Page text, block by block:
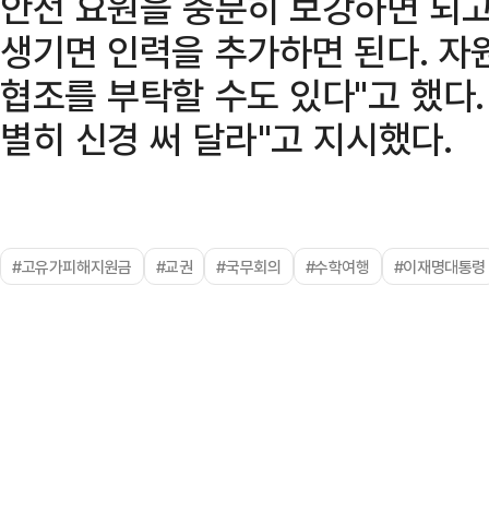
생기면 인력을 추가하면 된다.
협조를 부탁할 수도 있다"고 했
별히 신경 써 달라"고 지시했다.
#고유가피해지원금 #교권 #국무회의 #수학여행 #이재명대통령